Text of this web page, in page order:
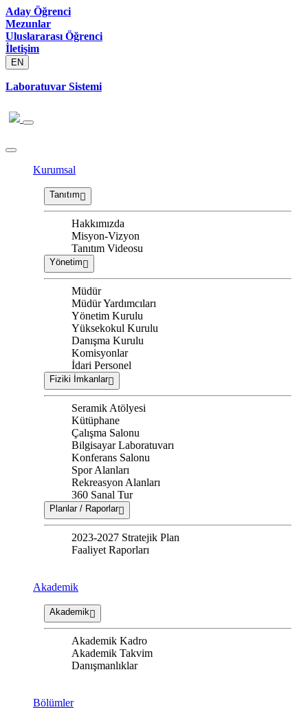
Aday Öğrenci
Mezunlar
Uluslararası Öğrenci
İletişim
EN
Laboratuvar Sistemi
Kurumsal
Tanıtım
Hakkımızda
Misyon-Vizyon
Tanıtım Videosu
Yönetim
Müdür
Müdür Yardımcıları
Yönetim Kurulu
Yüksekokul Kurulu
Danışma Kurulu
Komisyonlar
İdari Personel
Fiziki İmkanlar
Seramik Atölyesi
Kütüphane
Çalışma Salonu
Bilgisayar Laboratuvarı
Konferans Salonu
Spor Alanları
Rekreasyon Alanları
360 Sanal Tur
Planlar / Raporlar
2023-2027 Stratejik Plan
Faaliyet Raporları
Akademik
Akademik
Akademik Kadro
Akademik Takvim
Danışmanlıklar
Bölümler